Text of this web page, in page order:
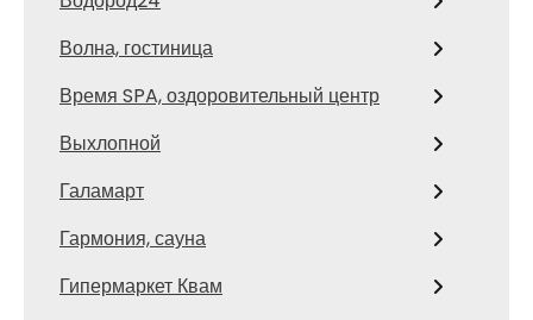
Волна, гостиница
Время SPA, оздоровительный центр
Выхлопной
Галамарт
Гармония, сауна
Гипермаркет Квам